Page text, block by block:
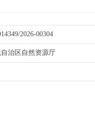
2026-00304
自治区自然资源厅